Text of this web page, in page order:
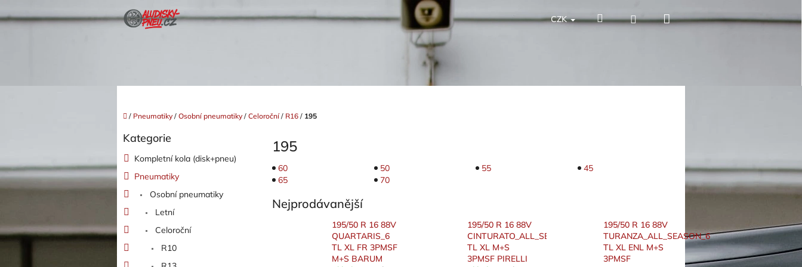
na
CZK HledatPřihlášeníNákupní
Domů
/ Pneumatiky / Osobní pneumatiky / Celoroční / R16 / 195
t
r
a
í
p
Přeskočit
Kategorie
Kompletní kola (disk+pneu)
Pneumatiky
Osobní pneumatiky
Letní
Celoroční
R10
195
60 50 55
45
65
70
Nejprodávanější
195/50 R 16 88V
QUARTARIS_6
TL XL FR 3PMSF
M+S BARUM
195/50 R 16 88V
CINTURATO_ALL_SEASON_SF_3
TL XL M+S
3PMSF PIRELLI
195/50 R 16 88V
TURANZA_ALL_SEASON_6
TL XL ENL M+S
3PMSF